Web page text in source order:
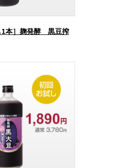
1本］麹発酵 黒豆搾